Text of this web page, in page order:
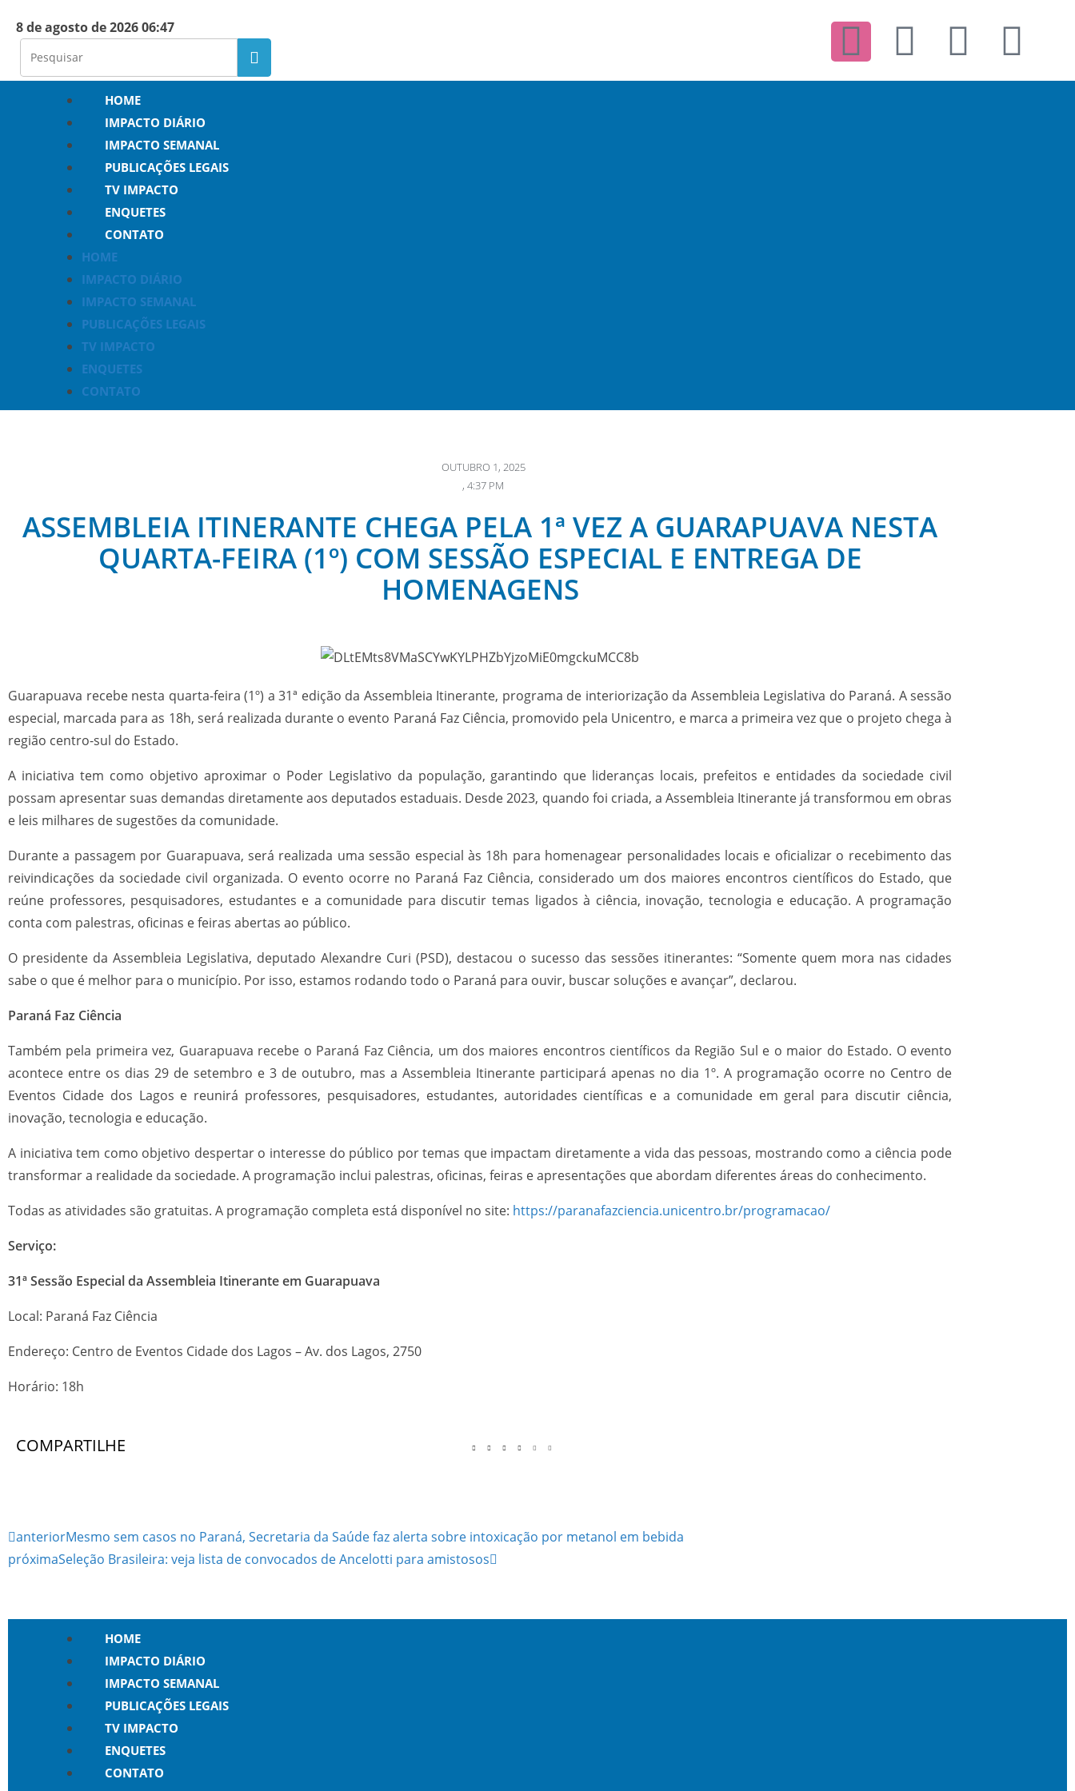
8 de agosto de 2026 06:47
HOME
IMPACTO DIÁRIO
IMPACTO SEMANAL
PUBLICAÇÕES LEGAIS
TV IMPACTO
ENQUETES
CONTATO
HOME
IMPACTO DIÁRIO
IMPACTO SEMANAL
PUBLICAÇÕES LEGAIS
TV IMPACTO
ENQUETES
CONTATO
OUTUBRO 1, 2025
, 4:37 PM
ASSEMBLEIA ITINERANTE CHEGA PELA 1ª VEZ A GUARAPUAVA NESTA
QUARTA-FEIRA (1º) COM SESSÃO ESPECIAL E ENTREGA DE
HOMENAGENS
Guarapuava recebe nesta quarta-feira (1º) a 31ª edição da Assembleia Itinerante, programa de interiorização da Assembleia Legislativa do Paraná. A sessão
especial, marcada para as 18h, será realizada durante o evento Paraná Faz Ciência, promovido pela Unicentro, e marca a primeira vez que o projeto chega à
região centro-sul do Estado.
A iniciativa tem como objetivo aproximar o Poder Legislativo da população, garantindo que lideranças locais, prefeitos e entidades da sociedade civil
possam apresentar suas demandas diretamente aos deputados estaduais. Desde 2023, quando foi criada, a Assembleia Itinerante já transformou em obras
e leis milhares de sugestões da comunidade.
Durante a passagem por Guarapuava, será realizada uma sessão especial às 18h para homenagear personalidades locais e oficializar o recebimento das
reivindicações da sociedade civil organizada. O evento ocorre no Paraná Faz Ciência, considerado um dos maiores encontros científicos do Estado, que
reúne professores, pesquisadores, estudantes e a comunidade para discutir temas ligados à ciência, inovação, tecnologia e educação. A programação
conta com palestras, oficinas e feiras abertas ao público.
O presidente da Assembleia Legislativa, deputado Alexandre Curi (PSD), destacou o sucesso das sessões itinerantes: “Somente quem mora nas cidades
sabe o que é melhor para o município. Por isso, estamos rodando todo o Paraná para ouvir, buscar soluções e avançar”, declarou.
Paraná Faz Ciência
Também pela primeira vez, Guarapuava recebe o Paraná Faz Ciência, um dos maiores encontros científicos da Região Sul e o maior do Estado. O evento
acontece entre os dias 29 de setembro e 3 de outubro, mas a Assembleia Itinerante participará apenas no dia 1º. A programação ocorre no Centro de
Eventos Cidade dos Lagos e reunirá professores, pesquisadores, estudantes, autoridades científicas e a comunidade em geral para discutir ciência,
inovação, tecnologia e educação.
A iniciativa tem como objetivo despertar o interesse do público por temas que impactam diretamente a vida das pessoas, mostrando como a ciência pode
transformar a realidade da sociedade. A programação inclui palestras, oficinas, feiras e apresentações que abordam diferentes áreas do conhecimento.
Todas as atividades são gratuitas. A programação completa está disponível no site: https://paranafazciencia.unicentro.br/programacao/
Serviço:
31ª Sessão Especial da Assembleia Itinerante em Guarapuava
Local: Paraná Faz Ciência
Endereço: Centro de Eventos Cidade dos Lagos – Av. dos Lagos, 2750
Horário: 18h
COMPARTILHE
anteriorMesmo sem casos no Paraná, Secretaria da Saúde faz alerta sobre intoxicação por metanol em bebida
próximaSeleção Brasileira: veja lista de convocados de Ancelotti para amistosos
HOME
IMPACTO DIÁRIO
IMPACTO SEMANAL
PUBLICAÇÕES LEGAIS
TV IMPACTO
ENQUETES
CONTATO